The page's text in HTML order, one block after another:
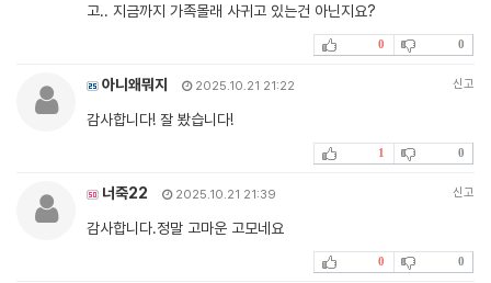
고.. 지금까지 가족몰래 사귀고 있는건 아닌지요?
0 0
아니왜뭐지 2025.10.21 21:22 신고
감사합니다! 잘 봤습니다!
1 0
너죽22 2025.10.21 21:39 신고
감사합니다.정말 고마운 고모네요
0 0